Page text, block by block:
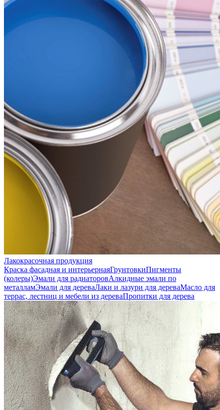
Лакокрасочная продукция
Краска фасадная и интерьернаяГрунтовкиПигменты
(колеры)Эмали для радиаторовАлкидные эмали по
металламЭмали для дереваЛаки и лазури для дереваМасло для
террас, лестниц и мебели из дереваПропитки для дерева